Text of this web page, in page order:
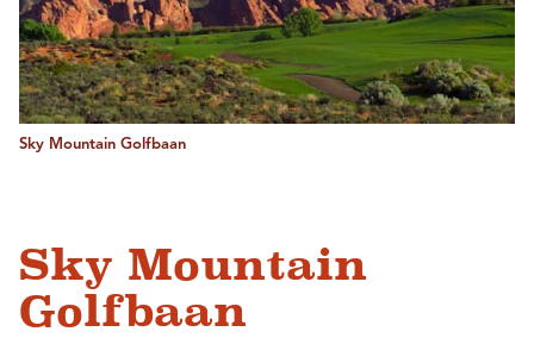
Sky Mountain Golfbaan
Sky Mountain
Golfbaan